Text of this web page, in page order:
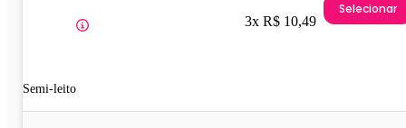
Semi-leito
3x R$ 10,49
Selecionar